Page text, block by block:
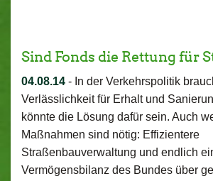
Sind Fonds die Rettung für
04.08.14 - In der Verkehrspolitik
Verlässlichkeit für Erhalt und
könnte die Lösung dafür sein. Auch
Maßnahmen sind nötig: Effizientere
Straßenbauverwaltung und endlich
Vermögensbilanz des Bundes über